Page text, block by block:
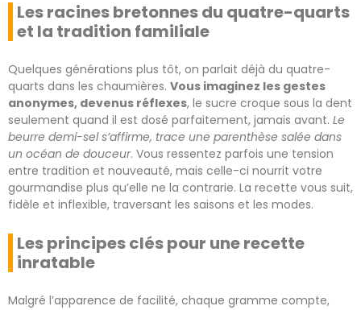
Les racines bretonnes du quatre-quarts
et la tradition familiale
Quelques générations plus tôt, on parlait déjà du quatre-
quarts dans les chaumières. Vous imaginez les gestes
anonymes, devenus réflexes, le sucre croque sous la dent
seulement quand il est dosé parfaitement, jamais avant. Le
beurre demi-sel s’affirme, trace une parenthèse salée dans
un océan de douceur. Vous ressentez parfois une tension
entre tradition et nouveauté, mais celle-ci nourrit votre
gourmandise plus qu’elle ne la contrarie. La recette vous suit,
fidèle et inflexible, traversant les saisons et les modes.
Les principes clés pour une recette
inratable
Malgré l’apparence de facilité, chaque gramme compte,